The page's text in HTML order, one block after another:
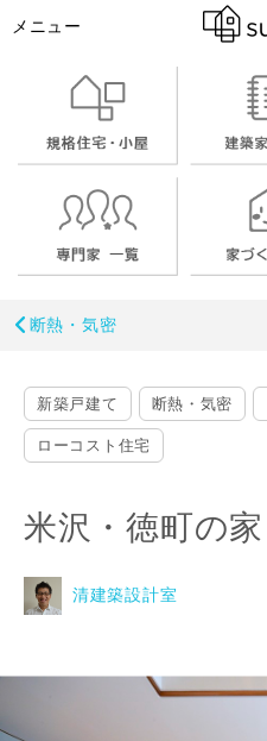
メニュー
断熱・気密
新築戸建て 断熱・気密
ローコスト住宅
米沢・徳町の家
清建築設計室